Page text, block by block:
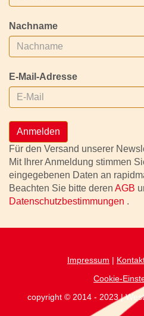
Nachname
E-Mail-Adresse
Anmelden
Für den Versand unserer
Mit Ihrer Anmeldung stimmen
eingegebenen Daten an
Beachten Sie bitte deren AGB
Datenschutzbestimmungen .
Impressum |
Cookie-
copyright © 2014 - 2023 |